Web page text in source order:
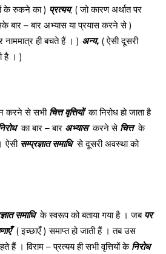
के रुकने का ) प्रत्यय, ( जो कारण अर्थात पर
बार – बार अभ्यास या प्रयास करने से )
नाममात्र ही बचते हैं । ) अन्य, ( ऐसी दूसरी
है । )
करने से सभी चित्त वृत्तियोंका निरोध हो जाता है
का बार – बार अभ्यासकरने से चित्तके
ऐसी सम्प्रज्ञात समाधिसे दूसरी अवस्था को
समाधिके स्वरूप को बताया गया है । जब पर
( इच्छाएँ ) समाप्त हो जाती हैं । तब उस
हैं । विराम – प्रत्यय ही सभी वृत्तियों के निरोध